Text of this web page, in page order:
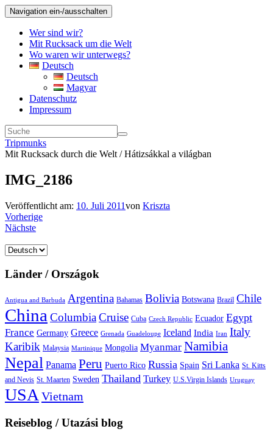
Navigation ein-/ausschalten
Wer sind wir?
Mit Rucksack um die Welt
Wo waren wir unterwegs?
Deutsch
Deutsch
Magyar
Datenschutz
Impressum
Tripmunks
Mit Rucksack durch die Welt / Hátizsákkal a világban
IMG_2186
Veröffentlicht am: 10. Juli 2011von Kriszta
Vorherige
Nächste
Sprache
Länder / Országok
Antigua and Barbuda Argentina Bahamas Bolivia Botswana Brazil Chile
China ColumbiaCruise Cuba Czech Republic Ecuador Egypt
France Germany Greece Grenada Guadeloupe Iceland India Iran Italy
Karibik Malaysia Martinique Mongolia Myanmar Namibia
Nepal Panama Peru Puerto Rico Russia Spain Sri Lanka St. Kitts
and Nevis St. Maarten Sweden Thailand Turkey U.S.Virgin Islands Uruguay
USAVietnam
Reiseblog / Utazási blog